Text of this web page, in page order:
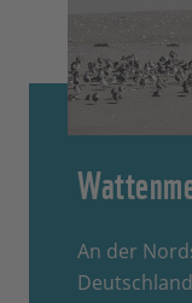
An der